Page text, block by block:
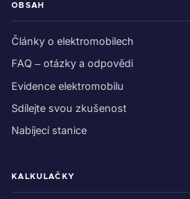
OBSAH
Články o elektromobilech
FAQ – otázky a odpovědi
Evidence elektromobilu
Sdílejte svou zkušenost
Nabíjecí stanice
KALKULAČKY